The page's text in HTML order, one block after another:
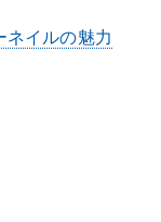
イルの魅力